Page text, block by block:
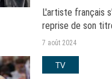
L'artiste français
reprise de son
écrite comme "un
7 août 2024
TV